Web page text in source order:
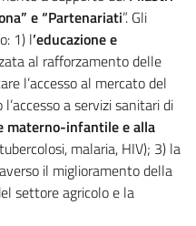
e “Partenariati”. Gli
1) l’educazione e
al rafforzamento delle
l’accesso al mercato del
a servizi sanitari di
materno-infantile e alla
malaria, HIV); 3) la
il miglioramento della
settore agricolo e la